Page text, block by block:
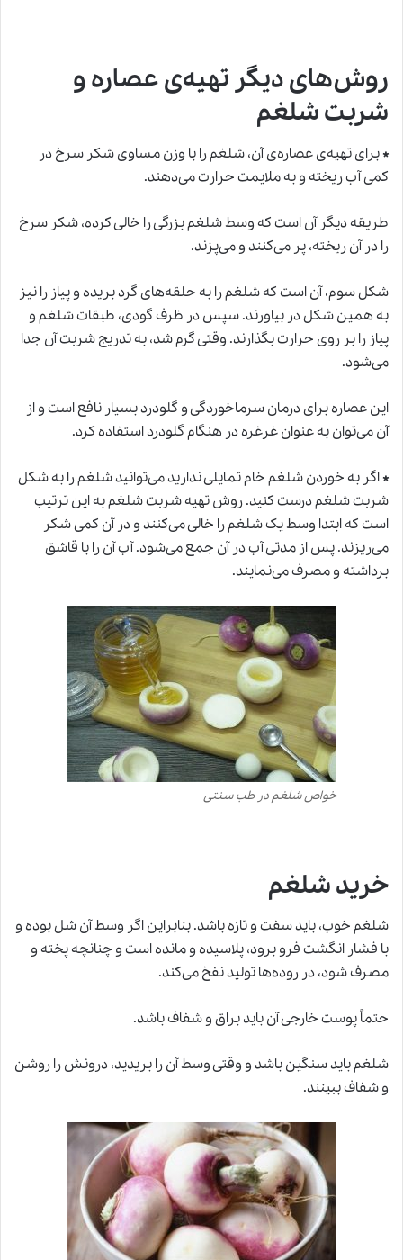
روش‌های دیگر تهیه‌ی عصاره و
شربت شلغم
*برای تهیه‌ی عصاره‌ی آن، شلغم را با وزن مساوی شکر سرخ در
کمی آب ریخته و به ملایمت حرارت می‌دهند.
طریقه دیگر آن است که وسط شلغم بزرگی را خالی کرده، شکر سرخ
را در آن ریخته، پر می‌کنند و می‌پزند.
شکل سوم، آن است که شلغم را به حلقه‌های گرد بریده و پیاز را نیز
به همین شکل در بیاورند. سپس در ظرف گودی، طبقات شلغم و
پیاز را بر روی حرارت بگذارند. وقتی گرم شد، به تدریج شربت آن جدا
می‌شود.
این عصاره برای درمان سرماخوردگی و گلودرد بسیار نافع است و از
آن می‌توان به عنوان غرغره در هنگام گلودرد استفاده کرد.
*اگر به خوردن شلغم خام تمایلی ندارید می‌توانید شلغم را به شکل
شربت شلغم درست کنید. روش تهیه شربت شلغم به این ترتیب
است که ابتدا وسط یک شلغم را خالی می‌کنند و در آن کمی شکر
می‌ریزند. پس از مدتی آب در آن جمع می‌شود. آب آن را با قاشق
برداشته و مصرف می‌نمایند.
خواص شلغم در طب سنتی
خرید شلغم
شلغم خوب، باید سفت و تازه باشد. بنابراین اگر وسط آن شل بوده و
با فشار انگشت فرو برود، پلاسیده و مانده است و چنانچه پخته و
مصرف شود، در روده‌ها تولید نفخ می‌کند.
حتماً پوست خارجی آن باید براق و شفاف باشد.
شلغم باید سنگین باشد و وقتی وسط آن را بریدید، درونش را روشن
و شفاف ببینند.